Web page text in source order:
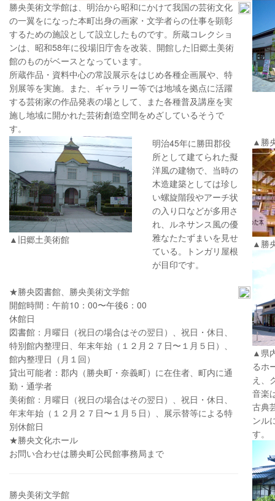
勝央美術文学館は、明治から昭和にかけて我国の芸術文化
の一翼をになった本町出身の画家・文学者らの仕事を顕彰
するための施設として設立したものです。所蔵コレクショ
ンは、昭和58年に役場旧庁舎を改装、開館した旧郷土美術
館のものがベースとなっています。
所蔵作品・資料中心の常設展示をはじめ各種企画展や、特
別展等を実施。また、ギャラリー等では地域を拠点に活躍
する芸術家の作品発表の場として、また各種普及講座を実
施し地域に開かれた芸術創造空間をめざしているそうで
す。
▲勝
▲勝
▲県
るホ
え、
音楽
古典
ンル
す。
▲旧郷土美術館
明治45年に勝田郡役
所として建てられた擬
洋風の建物で、当時の
木造建築としては珍し
い螺旋階段やアーチ状
の入り口などが多用さ
れ、ルネサンス風の優
雅なたたずまいを見せ
ている。トンガリ屋根
が目印です。
★勝央図書館、勝央美術文学館
開館時間：午前10：00〜午後6：00
休館日
図書館：月曜日（祝日の場合はその翌日）、祝日・休日、
特別館内整理日、年末年始（１２月２７日〜１月５日）、
館内整理日（月１回）
貸出可能者：郡内（勝央町・奈義町）に在住者、町内に通
勤・通学者
美術館：月曜日（祝日の場合はその翌日）、祝日・休日、
年末年始（１２月２７日〜１月５日）、展示替等による特
別休館日
★勝央文化ホール
お問い合わせは勝央町公民館事務局まで
勝央美術文学館